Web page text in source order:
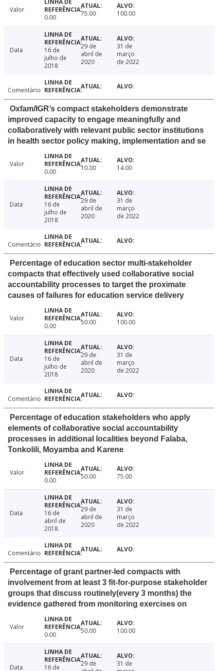
Valor
0.00
75.00 100.00
Data
16 de
julho de
2018
29 de
abril de
2020
31 de
março
de 2022
Comentário
Oxfam/IGR’s compact stakeholders demonstrate
improved capacity to engage meaningfully and
collaboratively with relevant public sector institutions
in health sector policy making, implementation and se
Valor
0.00
10.00 14.00
Data
16 de
julho de
2018
29 de
abril de
2020
31 de
março
de 2022
Comentário
Percentage of education sector multi-stakeholder
compacts that effectively used collaborative social
accountability processes to target the proximate
causes of failures for education service delivery
Valor
0.00
50.00 100.00
Data
16 de
julho de
2018
29 de
abril de
2020
31 de
março
de 2022
Comentário
Percentage of education stakeholders who apply
elements of collaborative social accountability
processes in additional localities beyond Falaba,
Tonkolili, Moyamba and Karene
Valor
0.00
50.00 75.00
Data
16 de
abril de
2018
29 de
abril de
2020
31 de
março
de 2022
Comentário
Percentage of grant partner-led compacts with
involvement from at least 3 fit-for-purpose stakeholder
groups that discuss routinely(every 3 months) the
evidence gathered from monitoring exercises on
Valor
0.00
50.00 100.00
Data
16 de
29 de
31 de